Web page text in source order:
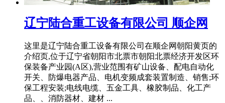
辽宁陆合重工设备有限公司 顺企网
这里是辽宁陆合重工设备有限公司在顺企网朝阳黄页的
介绍页,位于辽宁省朝阳市北票市朝阳北票经济开发区环
保装备产业园(A区),营业范围有矿山设备、配电自动化
开关、防爆电器产品、电机变频成套装置制造、销售;环
保工程安装;电线电缆、五金工具、橡胶制品、化工产
品、、消防器材、建材 ...